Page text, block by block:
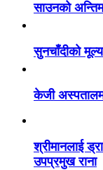
साउनको
सुनचाँदीको
केजी
श्रीमानलाई
उपप्रमुख राना